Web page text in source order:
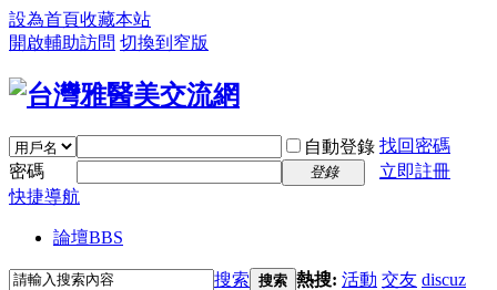
設為首頁收藏本站
開啟輔助訪問 切換到窄版
自動登錄 找回密碼
密碼
登錄
立即註冊
快捷導航
論壇BBS
搜索 搜索 熱搜: 活動 交友 discuz